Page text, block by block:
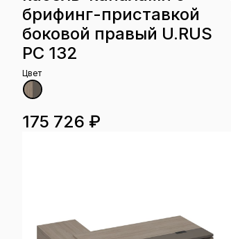
брифинг-приставкой
боковой правый U.RUS
РС 132
Цвет
175 726 ₽